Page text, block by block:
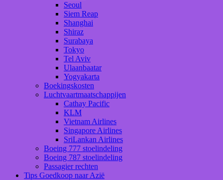
Seoul
Siem Reap
Shanghai
Shiraz
Surabaya
Tokyo
Tel Aviv
Ulaanbaatar
Yogyakarta
Boekingskosten
Luchtvaartmaatschappijen
Cathay Pacific
KLM
Vietnam Airlines
Singapore Airlines
SriLankan Airlines
Boeing 777 stoelindeling
Boeing 787 stoelindeling
Passagier rechten
Tips Goedkoop naar Azië